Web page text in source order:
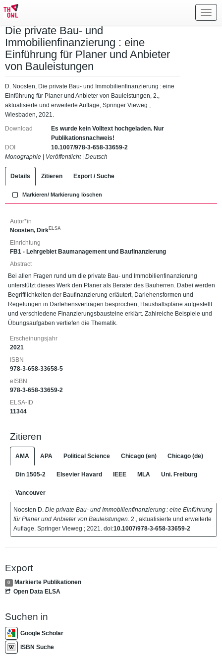
Die private Bau- und
Immobilienfinanzierung : eine
Einführung für Planer und Anbieter
von Bauleistungen
D. Noosten, Die private Bau- und Immobilienfinanzierung : eine
Einführung für Planer und Anbieter von Bauleistungen, 2.,
aktualisierte und erweiterte Auflage, Springer Vieweg ,
Wiesbaden, 2021.
Download
Es wurde kein Volltext hochgeladen. Nur
Publikationsnachweis!
DOI
10.1007/978-3-658-33659-2
Monographie
Veröffentlicht| Deutsch
Details Zitieren Export / Suche
Markieren/ Markierung löschen
Autor*in
Noosten, Dirk ELSA
Einrichtung
FB1 - Lehrgebiet Baumanagement und Baufinanzierung
Abstract
Bei allen Fragen rund um die private Bau- und Immobilienfinanzierung
unterstützt dieses Werk den Planer als Berater des Bauherren. Dabei werden
Begrifflichkeiten der Baufinanzierung erläutert, Darlehensformen und
Regelungen in Darlehensverträgen besprochen, Haushaltspläne aufgestellt
und verschiedene Finanzierungsbausteine erklärt. Zahlreiche Beispiele und
Übungsaufgaben vertiefen die Thematik.
Erscheinungsjahr
2021
ISBN
978-3-658-33658-5
eISBN
978-3-658-33659-2
ELSA-ID
11344
Zitieren
AMA APA Political Science Chicago (en) Chicago (de)
Din 1505-2 Elsevier Havard IEEE MLA Uni. Freiburg
Vancouver
Noosten D. Die private Bau- und Immobilienfinanzierung : eine Einführung
für Planer und Anbieter von Bauleistungen . 2., aktualisierte und erweiterte
Auflage. Springer Vieweg ; 2021. doi:10.1007/978-3-658-33659-2
Export
0
Markierte Publikationen
Open Data ELSA
Suchen in
Google Scholar
ISBN Suche